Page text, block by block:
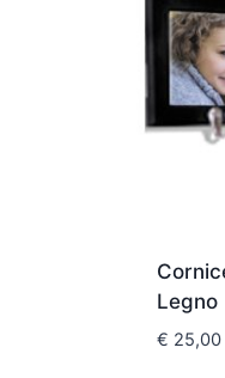
Legno
€ 25,00